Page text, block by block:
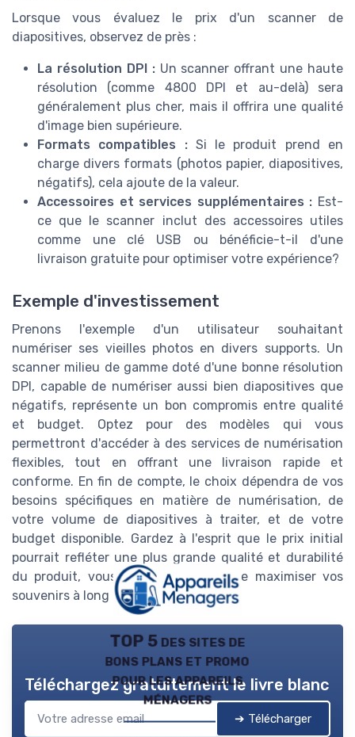
Lorsque vous évaluez le prix d'un scanner de
diapositives, observez de près :
La résolution DPI :Un scanner offrant une haute
résolution (comme 4800 DPI et au-delà) sera
généralement plus cher, mais il offrira une qualité
d'image bien supérieure.
Formats compatibles :Si le produit prend en
charge divers formats (photos papier, diapositives,
négatifs), cela ajoute de la valeur.
Accessoires et services supplémentaires : Est-
ce que le scanner inclut des accessoires utiles
comme une clé USB ou bénéficie-t-il d'une
livraison gratuite pour optimiser votre expérience?
Exemple d'investissement
Prenons l'exemple d'un utilisateur souhaitant
numériser ses vieilles photos en divers supports. Un
scanner milieu de gamme doté d'une bonne résolution
DPI, capable de numériser aussi bien diapositives que
négatifs, représente un bon compromis entre qualité
et budget. Optez pour des modèles qui vous
permettront d'accéder à des services de numérisation
flexibles, tout en offrant une livraison rapide et
conforme. En fin de compte, le choix dépendra de vos
besoins spécifiques en matière de numérisation, de
votre volume de diapositives à traiter, et de votre
budget disponible. Gardez à l'esprit que le prix initial
pourrait refléter une plus grande qualité et durabilité
du produit, vous permettant ainsi de maximiser vos
souvenirs à long terme.
TOP 5 des sites de
bons plans et promo
pour les appareils
ménagers
Téléchargez gratuitement le livre blanc
➔ Télécharger